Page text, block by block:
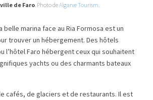
de Faro . Photo deAlgarve Tourism.
belle marina face au Ria Formosa est un
trouver un hébergement. Des hôtels
l’hôtel Faro hébergent ceux qui souhaitent
yachts ou des charmants bateaux
cafés, de glaciers et de restaurants. Il est